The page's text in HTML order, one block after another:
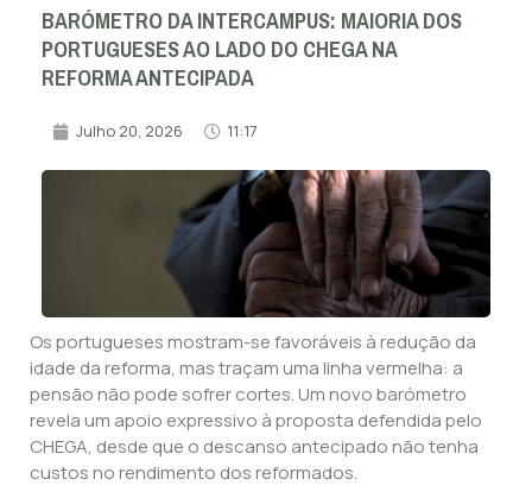
BARÓMETRO DA INTERCAMPUS: MAIORIA DOS
PORTUGUESES AO LADO DO CHEGA NA
REFORMA ANTECIPADA
Julho 20, 2026 11:17
Os portugueses mostram-se favoráveis à redução da
idade da reforma, mas traçam uma linha vermelha: a
pensão não pode sofrer cortes. Um novo barómetro
revela um apoio expressivo à proposta defendida pelo
CHEGA, desde que o descanso antecipado não tenha
custos no rendimento dos reformados.